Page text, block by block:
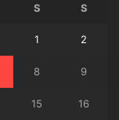
S S
1 2
8 9
15 16